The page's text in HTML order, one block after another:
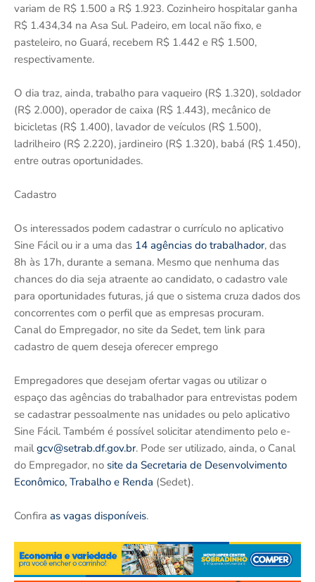
variam de R$ 1.500 a R$ 1.923. Cozinheiro hospitalar ganha
R$ 1.434,34 na Asa Sul. Padeiro, em local não fixo, e
pasteleiro, no Guará, recebem R$ 1.442 e R$ 1.500,
respectivamente.
O dia traz, ainda, trabalho para vaqueiro (R$ 1.320), soldador
(R$ 2.000), operador de caixa (R$ 1.443), mecânico de
bicicletas (R$ 1.400), lavador de veículos (R$ 1.500),
ladrilheiro (R$ 2.220), jardineiro (R$ 1.320), babá (R$ 1.450),
entre outras oportunidades.
Cadastro
Os interessados podem cadastrar o currículo no aplicativo
Sine Fácil ou ir a uma das 14 agências do trabalhador, das
8h às 17h, durante a semana. Mesmo que nenhuma das
chances do dia seja atraente ao candidato, o cadastro vale
para oportunidades futuras, já que o sistema cruza dados dos
concorrentes com o perfil que as empresas procuram.
Canal do Empregador, no site da Sedet, tem link para
cadastro de quem deseja oferecer emprego
Empregadores que desejam ofertar vagas ou utilizar o
espaço das agências do trabalhador para entrevistas podem
se cadastrar pessoalmente nas unidades ou pelo aplicativo
Sine Fácil. Também é possível solicitar atendimento pelo e-
mailgcv@setrab.df.gov.br. Pode ser utilizado, ainda, o Canal
do Empregador, no site da Secretaria de Desenvolvimento
Econômico, Trabalho e Renda (Sedet).
Confira as vagas disponíveis.